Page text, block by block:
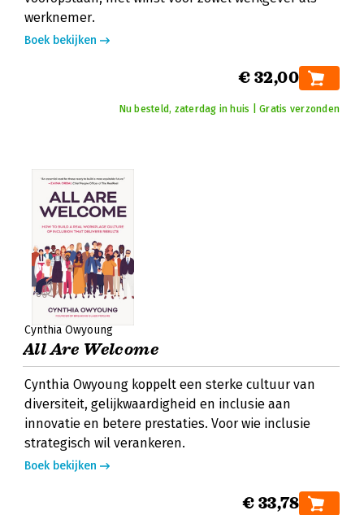
werknemer.
Boek bekijken
€ 32,00
Nu besteld, zaterdag in huis | Gratis verzonden
Cynthia Owyoung
All Are Welcome
Cynthia Owyoung koppelt een sterke cultuur van
diversiteit, gelijkwaardigheid en inclusie aan
innovatie en betere prestaties. Voor wie inclusie
strategisch wil verankeren.
Boek bekijken
€ 33,78